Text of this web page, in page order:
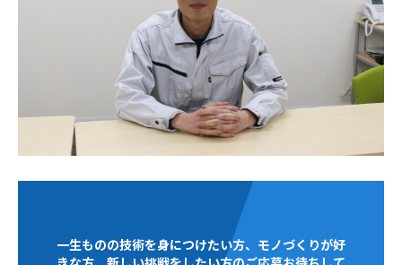
一生ものの技術を身につけたい方、モノづくりが好